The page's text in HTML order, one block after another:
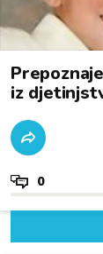
iz
0